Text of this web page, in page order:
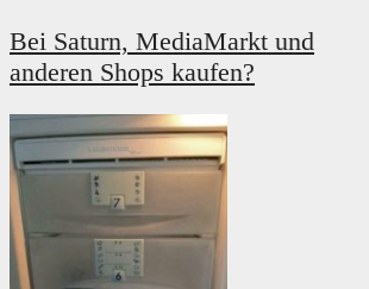
Bei Saturn, MediaMarkt und
anderen Shops kaufen?